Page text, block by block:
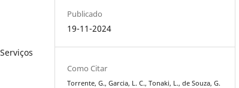
Publicado
19-11-2024
Como Citar
Torrente, G., Garcia, L. C., Tonaki, L., de Souza, G.